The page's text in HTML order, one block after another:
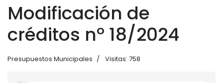
Modificación de
créditos nº 18/2024
Presupuestos Municipales Visitas: 758